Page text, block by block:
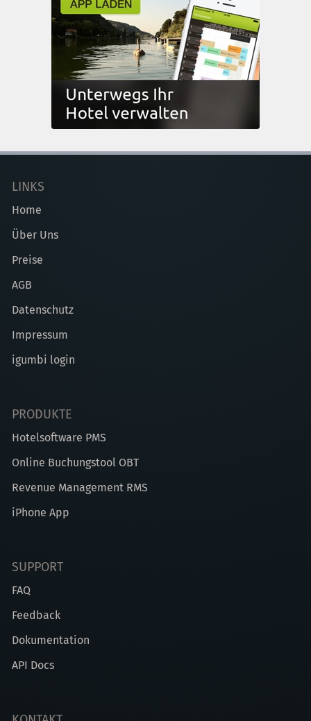
LINKS
Home
Über Uns
Preise
AGB
Datenschutz
Impressum
igumbi login
PRODUKTE
Hotelsoftware PMS
Online Buchungstool OBT
Revenue Management RMS
iPhone App
SUPPORT
FAQ
Feedback
Dokumentation
API Docs